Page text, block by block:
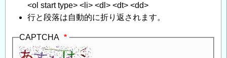
<ol start type> <li> <dl> <dt> <dd>
行と段落は自動的に折り返されます。
CAPTCHA